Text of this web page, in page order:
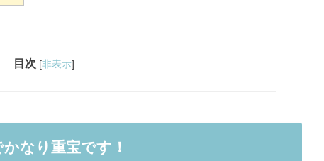
目次 [非表示]
なり重宝です！